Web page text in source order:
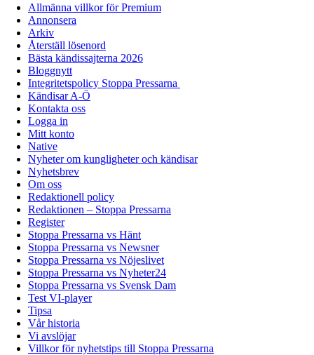
Allmänna villkor för Premium
Annonsera
Arkiv
Återställ lösenord
Bästa kändissajterna 2026
Bloggnytt
Integritetspolicy Stoppa Pressarna
Kändisar A-Ö
Kontakta oss
Logga in
Mitt konto
Native
Nyheter om kungligheter och kändisar
Nyhetsbrev
Om oss
Redaktionell policy
Redaktionen – Stoppa Pressarna
Register
Stoppa Pressarna vs Hänt
Stoppa Pressarna vs Newsner
Stoppa Pressarna vs Nöjeslivet
Stoppa Pressarna vs Nyheter24
Stoppa Pressarna vs Svensk Dam
Test VI-player
Tipsa
Vår historia
Vi avslöjar
Villkor för nyhetstips till Stoppa Pressarna